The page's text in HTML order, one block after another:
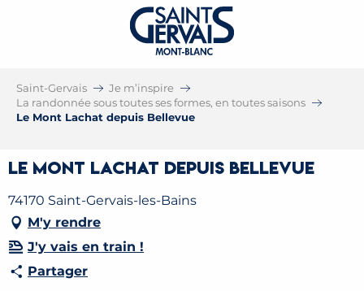
Saint-Gervais
Je m’inspire
La randonnée sous toutes ses formes, en toutes saisons
Le Mont Lachat depuis Bellevue
Le Mont Lachat depuis Bellevue
74170 Saint-Gervais-les-Bains
M'y rendre
J'y vais en train !
Partager